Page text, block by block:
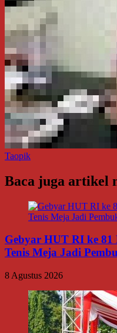
Taopik
Baca juga artikel
Gebyar HUT RI ke 81
Tenis Meja Jadi
8 Agustus 2026